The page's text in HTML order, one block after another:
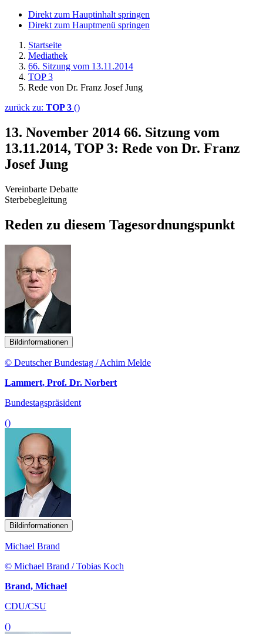
Direkt zum Hauptinhalt springen
Direkt zum Hauptmenü springen
Startseite
Mediathek
66. Sitzung vom 13.11.2014
TOP 3
Rede von Dr. Franz Josef Jung
zurück zu: TOP 3 ()
13. November 2014 66. Sitzung vom
13.11.2014, TOP 3: Rede von Dr. Franz
Josef Jung
Vereinbarte Debatte
Sterbebegleitung
Reden zu diesem Tagesordnungspunkt
Bildinformationen
© Deutscher Bundestag / Achim Melde
Lammert, Prof. Dr. Norbert
Bundestagspräsident
()
Bildinformationen
Michael Brand
© Michael Brand / Tobias Koch
Brand, Michael
CDU/CSU
()